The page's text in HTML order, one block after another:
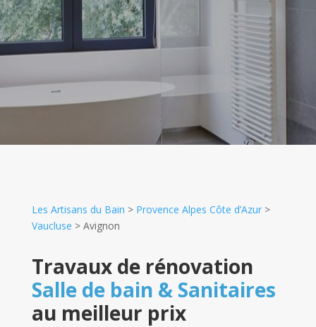
Les Artisans du Bain > Provence Alpes Côte d’Azur>
Vaucluse > Avignon
Travaux de rénovation
Salle de bain & Sanitaires
au meilleur prix